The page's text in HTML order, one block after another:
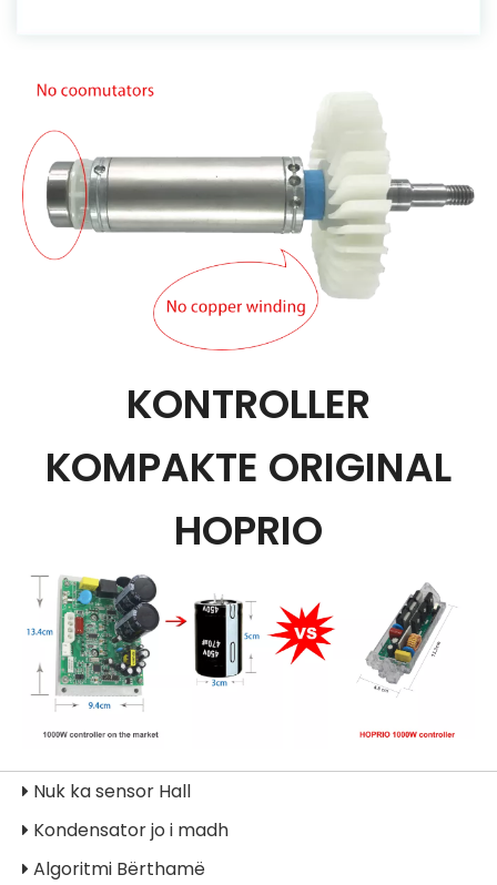
KONTROLLER
KOMPAKTE ORIGINAL
HOPRIO
 Nuk ka sensor Hall
 Kondensator jo i madh
 Algoritmi Bërthamë